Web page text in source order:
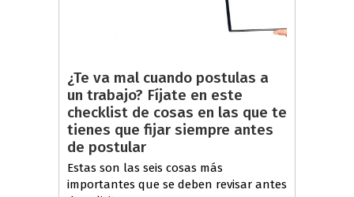
¿Te va mal cuando postulas a
un trabajo? Fíjate en este
checklist de cosas en las que te
tienes que fijar siempre antes
de postular
Estas son las seis cosas más
importantes que se deben revisar antes